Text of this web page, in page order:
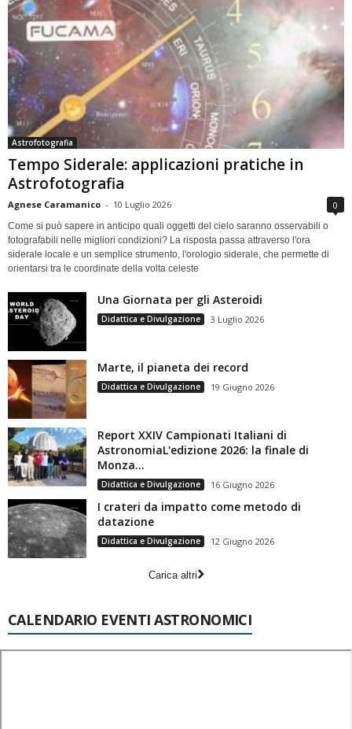
Astrofotografia
Tempo Siderale: applicazioni pratiche in
Astrofotografia
Agnese Caramanico - 10 Luglio 2026 0
Come si può sapere in anticipo quali oggetti del cielo saranno osservabili o
fotografabili nelle migliori condizioni? La risposta passa attraverso l'ora
siderale locale e un semplice strumento, l'orologio siderale, che permette di
orientarsi tra le coordinate della volta celeste
Una Giornata per gli Asteroidi
Didattica e Divulgazione 3 Luglio 2026
Marte, il pianeta dei record
Didattica e Divulgazione 19 Giugno 2026
Report XXIV Campionati Italiani di
AstronomiaL'edizione 2026: la finale di
Monza...
Didattica e Divulgazione 16 Giugno 2026
I crateri da impatto come metodo di
datazione
Didattica e Divulgazione 12 Giugno 2026
Carica altri
CALENDARIO EVENTI ASTRONOMICI